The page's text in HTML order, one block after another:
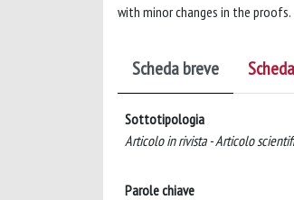
with minor changes in the proofs.
Scheda breve
Sottotipologia
Articolo in rivista - Articolo
Parole chiave